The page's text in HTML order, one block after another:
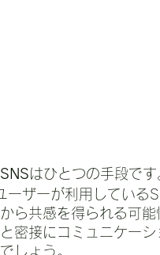
SNSはひとつの手段です
ーザーが利用している
ら共感を得られる可能
密接にコミュニケー
しょう。